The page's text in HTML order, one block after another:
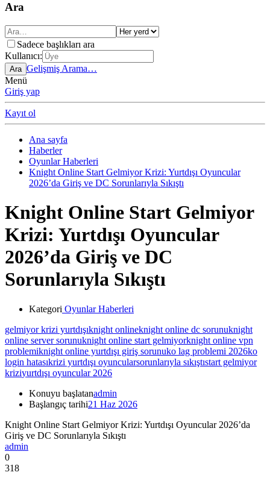
Ara
Sadece başlıkları ara
Kullanıcı:
Ara Gelişmiş Arama…
Menü
Giriş yap
Kayıt ol
Ana sayfa
Haberler
Oyunlar Haberleri
Knight Online Start Gelmiyor Krizi: Yurtdışı Oyuncular
2026’da Giriş ve DC Sorunlarıyla Sıkıştı
Knight Online Start Gelmiyor
Krizi: Yurtdışı Oyuncular
2026’da Giriş ve DC
Sorunlarıyla Sıkıştı
Kategori Oyunlar Haberleri
gelmiyor krizi yurtdışıknight onlineknight online dc sorunuknight
online server sorunuknight online start gelmiyorknight online vpn
problemiknight online yurtdışı giriş sorunuko lag problemi 2026ko
login hatasıkrizi yurtdışı oyuncularsorunlarıyla sıkıştıstart gelmiyor
kriziyurtdışı oyuncular 2026
Konuyu başlatanadmin
Başlangıç tarihi21 Haz 2026
Knight Online Start Gelmiyor Krizi: Yurtdışı Oyuncular 2026’da
Giriş ve DC Sorunlarıyla Sıkıştı
admin
0
318